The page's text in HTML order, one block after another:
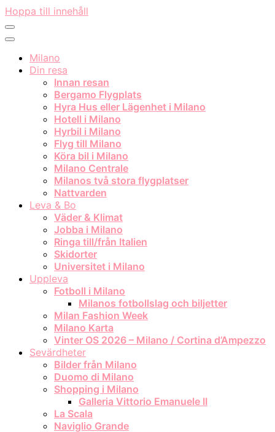
Hoppa till innehåll
Milano
Din resa
Innan resan
Bergamo Flygplats
Hyra Hus eller Lägenhet i Milano
Hotell i Milano
Hyrbil i Milano
Flyg till Milano
Köra bil i Milano
Milano Centrale
Milanos två stora flygplatser
Nattvarden
Leva & Bo
Väder & Klimat
Jobba i Milano
Ringa till/från Italien
Skidorter
Universitet i Milano
Uppleva
Fotboll i Milano
Milanos fotbollslag och biljetter
Milan Fashion Week
Milano Karta
Vinter OS 2026 – Milano / Cortina d’Ampezzo
Sevärdheter
Bilder från Milano
Duomo di Milano
Shopping i Milano
Galleria Vittorio Emanuele II
La Scala
Naviglio Grande